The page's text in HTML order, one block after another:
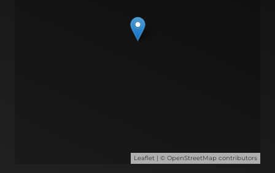
Leaflet | © OpenStreetMap contributors